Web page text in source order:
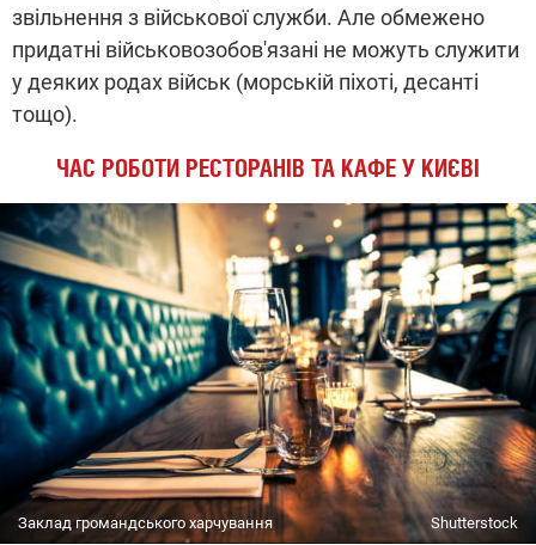
звільнення з військової служби. Але обмежено
придатні військовозобов'язані не можуть служити
у деяких родах військ (морській піхоті, десанті
тощо).
ЧАС РОБОТИ РЕСТОРАНІВ ТА КАФЕ У КИЄВІ
Заклад громандського харчування Shutterstock